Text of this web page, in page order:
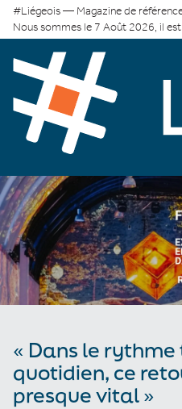
#Liégeois — Magazine de
Nous sommes le 7 Août 2026, il
« Dans le
quotidien, ce
presque vital »